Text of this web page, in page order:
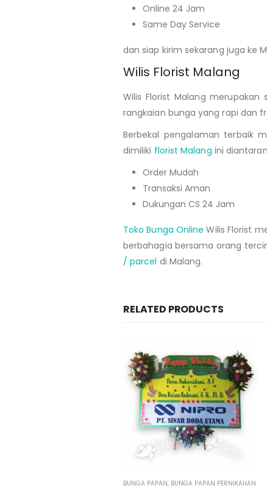
Online 24 Jam
Same Day Service
dan siap kirim sekarang juga ke
Wilis Florist Malang
Wilis Florist Malang
rangkaian bunga yang rapi dan
Berbekal pengalaman terbaik
dimiliki florist Malang ini
Order Mudah
Transaksi Aman
Dukungan CS 24 Jam
Toko Bunga Online Wilis Florist
berbahagia bersama orang
/ parcel di Malang.
RELATED PRODUCTS
HOT
BUNGA PAPAN, PAPAN BUNGA MINI